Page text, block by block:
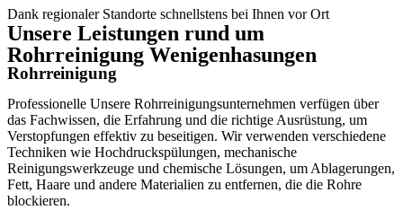
Dank regionaler Standorte schnellstens bei Ihnen vor Ort
Unsere Leistungen rund um
Rohrreinigung Wenigenhasungen
Rohrreinigung
Professionelle Unsere Rohrreinigungsunternehmen verfügen über
das Fachwissen, die Erfahrung und die richtige Ausrüstung, um
Verstopfungen effektiv zu beseitigen. Wir verwenden verschiedene
Techniken wie Hochdruckspülungen, mechanische
Reinigungswerkzeuge und chemische Lösungen, um Ablagerungen,
Fett, Haare und andere Materialien zu entfernen, die die Rohre
blockieren.